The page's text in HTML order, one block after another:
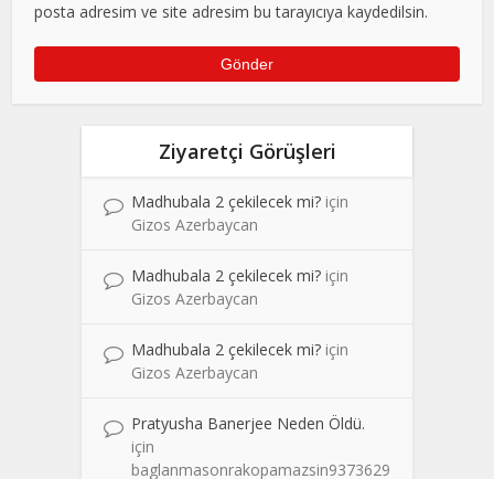
posta adresim ve site adresim bu tarayıcıya kaydedilsin.
Ziyaretçi Görüşleri
Madhubala 2 çekilecek mi? için
Gizos Azerbaycan
Madhubala 2 çekilecek mi? için
Gizos Azerbaycan
Madhubala 2 çekilecek mi? için
Gizos Azerbaycan
Pratyusha Banerjee Neden Öldü.
için
baglanmasonrakopamazsin9373629